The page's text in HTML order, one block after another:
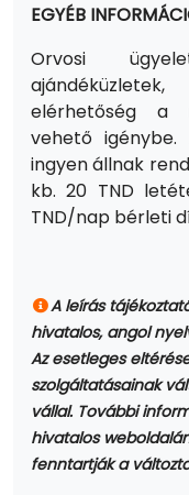
EGYÉB
Orvosi
elérhetőség a
vehető
ingyen állnak
kb. 20 TND
TND/nap bérleti
A leírás
hivatalos, angol
Az esetleges
szolgáltatásainak
vállal. További
hivatalos
fenntartják a